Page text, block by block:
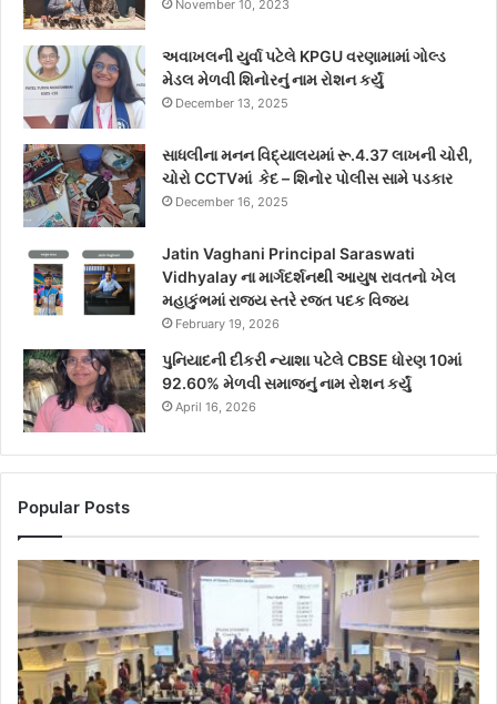
November 10, 2023
અવાખલની યુર્વા પટેલે KPGU વરણામામાં ગોલ્ડ
મેડલ મેળવી શિનોરનું નામ રોશન કર્યું
December 13, 2025
સાધલીના મનન વિદ્યાલયમાં રૂ.4.37 લાખની ચોરી,
ચોરો CCTVમાં કેદ – શિનોર પોલીસ સામે પડકાર
December 16, 2025
Jatin Vaghani Principal Saraswati
Vidhyalay ના માર્ગદર્શનથી આયુષ રાવતનો ખેલ
મહાકુંભમાં રાજ્ય સ્તરે રજત પદક વિજય
February 19, 2026
પુનિયાદની દીકરી ન્યાશા પટેલે CBSE ધોરણ 10માં
92.60% મેળવી સમાજનું નામ રોશન કર્યું
April 16, 2026
Popular Posts